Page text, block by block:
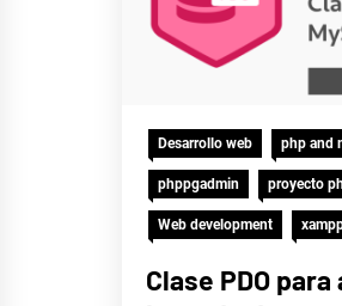
Desarrollo web php and
phppgadmin proyecto
Web development
Clase PDO